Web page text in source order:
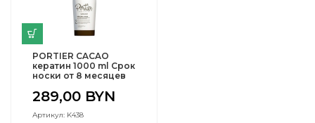
PORTIER СACAO
кератин 1000 ml Срок
носки от 8 месяцев
289,00 BYN
Артикул: K438